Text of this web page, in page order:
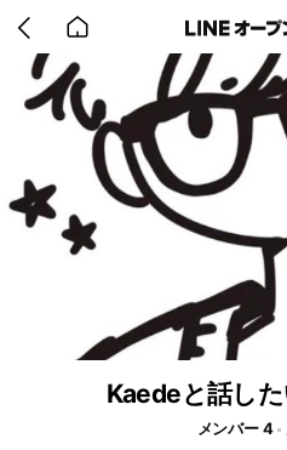
back
Kaedeと話し
メンバー 4